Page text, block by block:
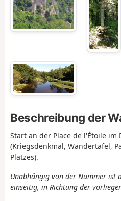
Beschreibung der
Start an der Place de l'Étoile im
(Kriegsdenkmal, Wandertafel,
Platzes).
Unabhängig von der Nummer ist
einseitig, in Richtung der